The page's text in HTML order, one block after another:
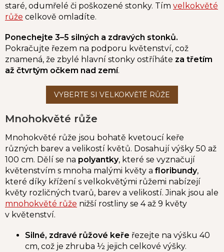
staré, odumřelé či poškozené stonky. Tím velkokvěté
růže celkově omladíte.
Ponechejte 3–5 silných a zdravých stonků.
Pokračujte řezem na podporu květenství, což
znamená, že zbylé hlavní stonky ostříháte za třetím
až čtvrtým očkem nad zemí.
Mnohokvěté růže
Mnohokvěté růže jsou bohatě kvetoucí keře
různých barev a velikostí květů. Dosahují výšky 50 až
100 cm. Dělí se na polyantky, které se vyznačují
květenstvím s mnoha malými květy a floribundy,
které díky křížení s velkokvětými růžemi nabízejí
květy rozličných tvarů, barev a velikostí. Jinak jsou ale
mnohokvěté růže nižší rostliny se 4 až 9 květy
v květenství.
Silné, zdravé růžové keře řezejte na výšku 40
cm, což je zhruba ½ jejich celkové výšky.